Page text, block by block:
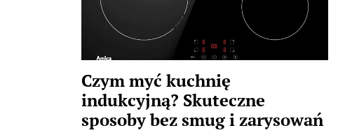
Czym myć kuchnię
indukcyjną? Skuteczne
sposoby bez smug i zarysowań